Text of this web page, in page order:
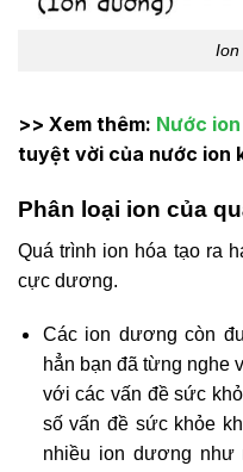
Ion
>> Xem thêm: Nước
tuyệt vời của nước ion
Phân loại ion của
Quá trình ion hóa tạo ra
cực dương.
Các ion dương còn
hẳn bạn đã từng nghe
với các vấn đề sức
số vấn đề sức khỏe
nhiều ion dương như